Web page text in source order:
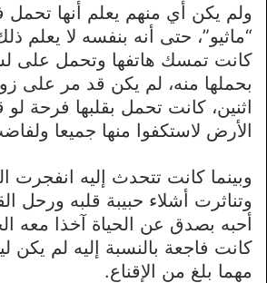
ولم يكن أي منهم يعلم أنها تحمل
“ماثيو”، حتى أنه بنفسه لا يعلم
كانت تمسك هاتفها وتحمل على
بحملها منه، لم يكن قد مر على
اثنين، كانت تحمل بقلبها فرحة
الأرض لاستكفوا منها جميعا
وبينما كانت تتحدث إليه انفجرت
وتناثرت أشلاء حبيبة قلبه ورحل
أحبه بصدق عن الحياة آخذا معه
كانت فاجعة بالنسبة إليه لم يكن
مهما بلغ من الإقناع.